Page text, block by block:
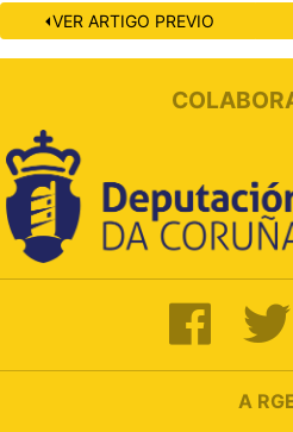
⏴VER ARTIGO PREVIO
A